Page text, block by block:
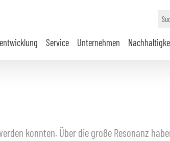
Service Unternehmen
konnten. Über die große Resonanz